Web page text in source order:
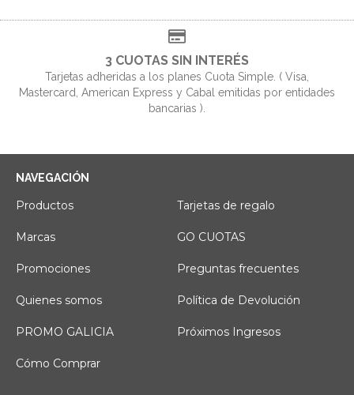
3 CUOTAS SIN INTERÉS
Tarjetas adheridas a los planes Cuota Simple. ( Visa,
Mastercard, American Express y Cabal emitidas por entidades
bancarias ).
NAVEGACIÓN
Productos Tarjetas de regalo
Marcas GO CUOTAS
Promociones Preguntas frecuentes
Quienes somos Política de Devolución
PROMO GALICIA Próximos Ingresos
Cómo Comprar